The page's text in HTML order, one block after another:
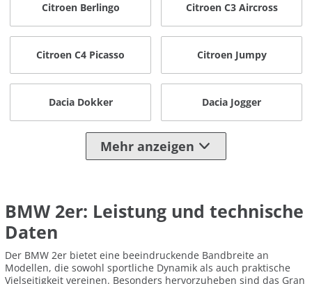
Citroen Berlingo Citroen C3 Aircross
Citroen C4 Picasso Citroen Jumpy
Dacia Dokker Dacia Jogger
Mehr anzeigen
BMW 2er: Leistung und technische
Daten
Der BMW 2er bietet eine beeindruckende Bandbreite an
Modellen, die sowohl sportliche Dynamik als auch praktische
Vielseitigkeit vereinen. Besonders hervorzuheben sind das Gran